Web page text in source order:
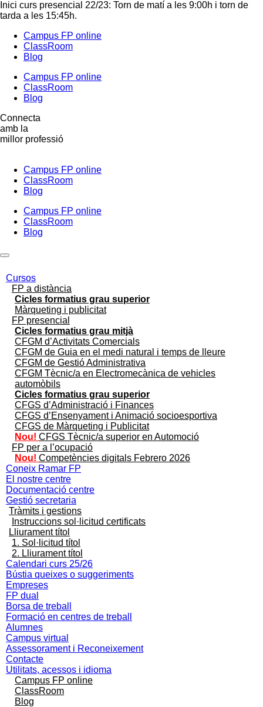
Inici curs presencial 22/23: Torn de matí a les 9:00h i torn de
tarda a les 15:45h.
Campus FP online
ClassRoom
Blog
Campus FP online
ClassRoom
Blog
Connecta
amb la
millor professió
Campus FP online
ClassRoom
Blog
Campus FP online
ClassRoom
Blog
Cursos
FP a distància
Cicles formatius grau superior
Màrqueting i publicitat
FP presencial
Cicles formatius grau mitjà
CFGM d’Activitats Comercials
CFGM de Guia en el medi natural i temps de lleure
CFGM de Gestió Administrativa
CFGM Tècnic/a en Electromecànica de vehicles
automòbils
Cicles formatius grau superior
CFGS d’Administració i Finances
CFGS d’Ensenyament i Animació socioesportiva
CFGS de Màrqueting i Publicitat
Nou! CFGS Tècnic/a superior en Automoció
FP per a l’ocupació
Nou! Competències digitals Febrero 2026
Coneix Ramar FP
El nostre centre
Documentació centre
Gestió secretaria
Tràmits i gestions
Instruccions sol·licitud certificats
Lliurament títol
1. Sol·licitud títol
2. Lliurament títol
Calendari curs 25/26
Bústia queixes o suggeriments
Empreses
FP dual
Borsa de treball
Formació en centres de treball
Alumnes
Campus virtual
Assessorament i Reconeixement
Contacte
Utilitats, acessos i idioma
Campus FP online
ClassRoom
Blog